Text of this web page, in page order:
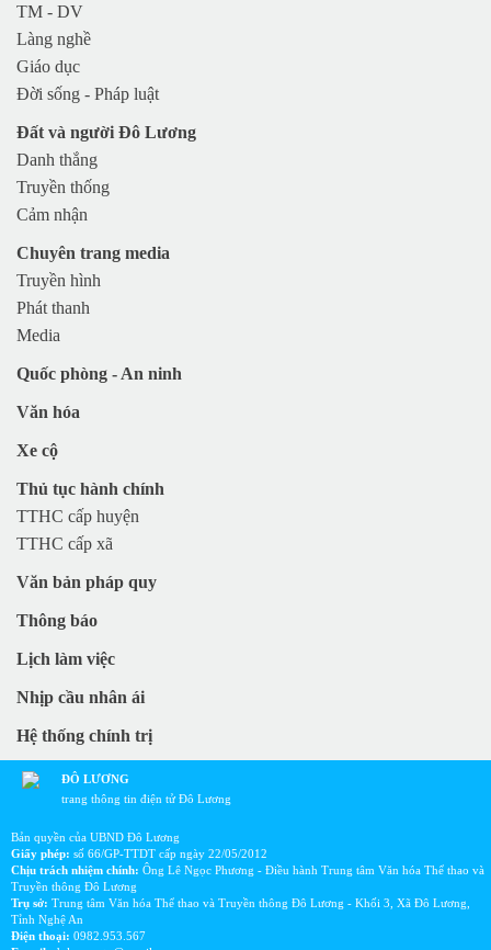
TP Vinh
TX Cửa Lò
TX Hoàng Mai
TX Thái Hòa
Huyện Nghi Lộc
Huyện Hưng Nguyên
Huyện Con Cuông
TM - DV
Làng nghề
Giáo dục
Đời sống - Pháp luật
Đất và người Đô Lương
Danh thắng
Truyền thống
Cảm nhận
Chuyên trang media
Truyền hình
Phát thanh
Media
Quốc phòng - An ninh
Văn hóa
Xe cộ
Thủ tục hành chính
TTHC cấp huyện
TTHC cấp xã
Văn bản pháp quy
Thông báo
Lịch làm việc
Nhịp cầu nhân ái
Hệ thống chính trị
ĐÔ LƯƠNG
trang thông tin điện tử Đô Lương
Bản quyền của UBND Đô Lương
Giấy phép: số 66/GP-TTDT cấp ngày 22/05/2012
Chịu trách nhiệm chính: Ông Lê Ngọc Phương - Điều hành Trung tâm Văn hóa Thể thao và
Truyền thông Đô Lương
Trụ sở: Trung tâm Văn hóa Thể thao và Truyền thông Đô Lương - Khối 3, Xã Đô Lương,
Tỉnh Nghệ An
Điện thoại: 0982.953.567